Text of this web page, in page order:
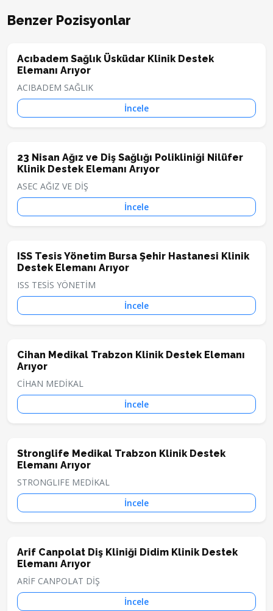
Benzer Pozisyonlar
Acıbadem Sağlık Üsküdar Klinik Destek
Elemanı Arıyor
ACIBADEM SAĞLIK
İncele
23 Nisan Ağız ve Diş Sağlığı Polikliniği Nilüfer
Klinik Destek Elemanı Arıyor
ASEC AĞIZ VE DİŞ
İncele
ISS Tesis Yönetim Bursa Şehir Hastanesi Klinik
Destek Elemanı Arıyor
ISS TESİS YÖNETİM
İncele
Cihan Medikal Trabzon Klinik Destek Elemanı
Arıyor
CİHAN MEDİKAL
İncele
Stronglife Medikal Trabzon Klinik Destek
Elemanı Arıyor
STRONGLIFE MEDİKAL
İncele
Arif Canpolat Diş Kliniği Didim Klinik Destek
Elemanı Arıyor
ARİF CANPOLAT DİŞ
İncele